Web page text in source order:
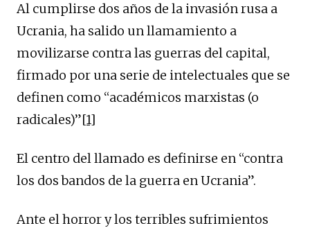
Al cumplirse dos años de la invasión rusa a
Ucrania, ha salido un llamamiento a
movilizarse contra las guerras del capital,
firmado por una serie de intelectuales que se
definen como “académicos marxistas (o
radicales)”[1]
El centro del llamado es definirse en “contra
los dos bandos de la guerra en Ucrania”.
Ante el horror y los terribles sufrimientos